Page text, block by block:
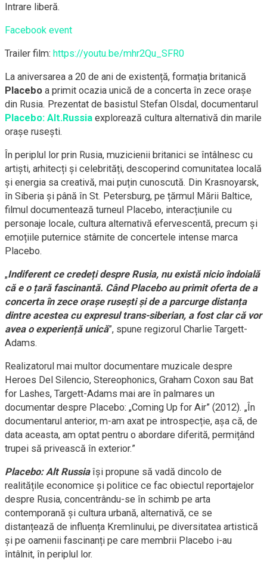
Intrare liberă.
Facebook event
Trailer film: https://youtu.be/mhr2Qu_SFR0
La aniversarea a 20 de ani de existență, formația britanică
Placebo a primit ocazia unică de a concerta în zece orașe
din Rusia. Prezentat de basistul Stefan Olsdal, documentarul
Placebo: Alt.Russia explorează cultura alternativă din marile
orașe rusești.
În periplul lor prin Rusia, muzicienii britanici se întâlnesc cu
artiști, arhitecți și celebrități, descoperind comunitatea locală
și energia sa creativă, mai puțin cunoscută. Din Krasnoyarsk,
în Siberia și până în St. Petersburg, pe țărmul Mării Baltice,
filmul documentează turneul Placebo, interacțiunile cu
personaje locale, cultura alternativă efervescentă, precum și
emoțiile puternice stârnite de concertele intense marca
Placebo.
„Indiferent ce credeți despre Rusia, nu există nicio îndoială
că e o țară fascinantă. Când Placebo au primit oferta de a
concerta în zece orașe rusești și de a parcurge distanța
dintre acestea cu expresul trans-siberian, a fost clar că vor
avea o experiență unică”, spune regizorul Charlie Targett-
Adams.
Realizatorul mai multor documentare muzicale despre
Heroes Del Silencio, Stereophonics, Graham Coxon sau Bat
for Lashes, Targett-Adams mai are în palmares un
documentar despre Placebo: „Coming Up for Air” (2012). „În
documentarul anterior, m-am axat pe introspecție, așa că, de
data aceasta, am optat pentru o abordare diferită, permițând
trupei să privească în exterior.”
Placebo: Alt Russiaîși propune să vadă dincolo de
realitățile economice și politice ce fac obiectul reportajelor
despre Rusia, concentrându-se în schimb pe arta
contemporană și cultura urbană, alternativă, ce se
distanțează de influența Kremlinului, pe diversitatea artistică
și pe oamenii fascinanți pe care membrii Placebo i-au
întâlnit, în periplul lor.